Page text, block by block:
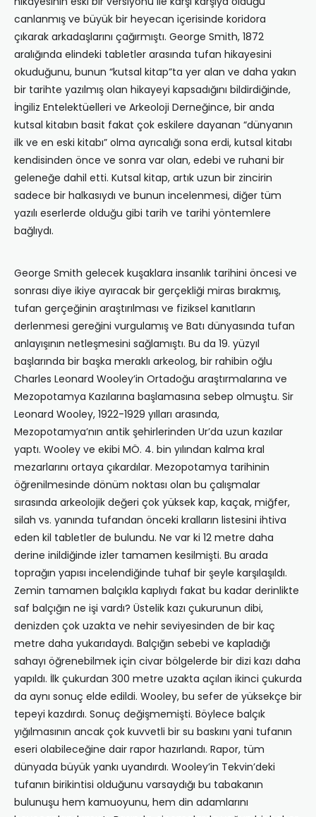
canlanmış ve büyük bir heyecan içerisinde koridora
çıkarak arkadaşlarını çağırmıştı. George Smith, 1872
aralığında elindeki tabletler arasında tufan hikayesini
okuduğunu, bunun “kutsal kitap”ta yer alan ve daha yakın
bir tarihte yazılmış olan hikayeyi kapsadığını bildirdiğinde,
İngiliz Entelektüelleri ve Arkeoloji Derneğince, bir anda
kutsal kitabın basit fakat çok eskilere dayanan “dünyanın
ilk ve en eski kitabı” olma ayrıcalığı sona erdi, kutsal kitabı
kendisinden önce ve sonra var olan, edebi ve ruhani bir
geleneğe dahil etti. Kutsal kitap, artık uzun bir zincirin
sadece bir halkasıydı ve bunun incelenmesi, diğer tüm
yazılı eserlerde olduğu gibi tarih ve tarihi yöntemlere
bağlıydı.
George Smith gelecek kuşaklara insanlık tarihini öncesi ve
sonrası diye ikiye ayıracak bir gerçekliği miras bırakmış,
tufan gerçeğinin araştırılması ve fiziksel kanıtların
derlenmesi gereğini vurgulamış ve Batı dünyasında tufan
anlayışının netleşmesini sağlamıştı. Bu da 19. yüzyıl
başlarında bir başka meraklı arkeolog, bir rahibin oğlu
Charles Leonard Wooley’in Ortadoğu araştırmalarına ve
Mezopotamya Kazılarına başlamasına sebep olmuştu. Sir
Leonard Wooley, 1922-1929 yılları arasında,
Mezopotamya’nın antik şehirlerinden Ur’da uzun kazılar
yaptı. Wooley ve ekibi MÖ. 4. bin yılından kalma kral
mezarlarını ortaya çıkardılar. Mezopotamya tarihinin
öğrenilmesinde dönüm noktası olan bu çalışmalar
sırasında arkeolojik değeri çok yüksek kap, kaçak, miğfer,
silah vs. yanında tufandan önceki kralların listesini ihtiva
eden kil tabletler de bulundu. Ne var ki 12 metre daha
derine inildiğinde izler tamamen kesilmişti. Bu arada
toprağın yapısı incelendiğinde tuhaf bir şeyle karşılaşıldı.
Zemin tamamen balçıkla kaplıydı fakat bu kadar derinlikte
saf balçığın ne işi vardı? Üstelik kazı çukurunun dibi,
denizden çok uzakta ve nehir seviyesinden de bir kaç
metre daha yukarıdaydı. Balçığın sebebi ve kapladığı
sahayı öğrenebilmek için civar bölgelerde bir dizi kazı daha
yapıldı. İlk çukurdan 300 metre uzakta açılan ikinci çukurda
da aynı sonuç elde edildi. Wooley, bu sefer de yüksekçe bir
tepeyi kazdırdı. Sonuç değişmemişti. Böylece balçık
yığılmasının ancak çok kuvvetli bir su baskını yani tufanın
eseri olabileceğine dair rapor hazırlandı. Rapor, tüm
dünyada büyük yankı uyandırdı. Wooley’in Tekvin’deki
tufanın birikintisi olduğunu varsaydığı bu tabakanın
bulunuşu hem kamuoyunu, hem din adamlarını